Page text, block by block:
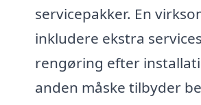
servicepakker. En
inkludere ekstra
rengøring efter
anden måske tilbyder